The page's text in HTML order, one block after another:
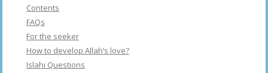
Contents
FAQs
For the seeker
How to develop Allah’s love?
Islahi Questions